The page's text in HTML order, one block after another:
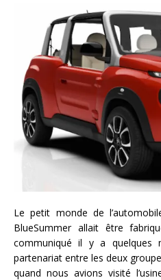
Le petit monde de
BlueSummer allait être
communiqué il y a quelques
partenariat entre les deux
quand nous avions visité